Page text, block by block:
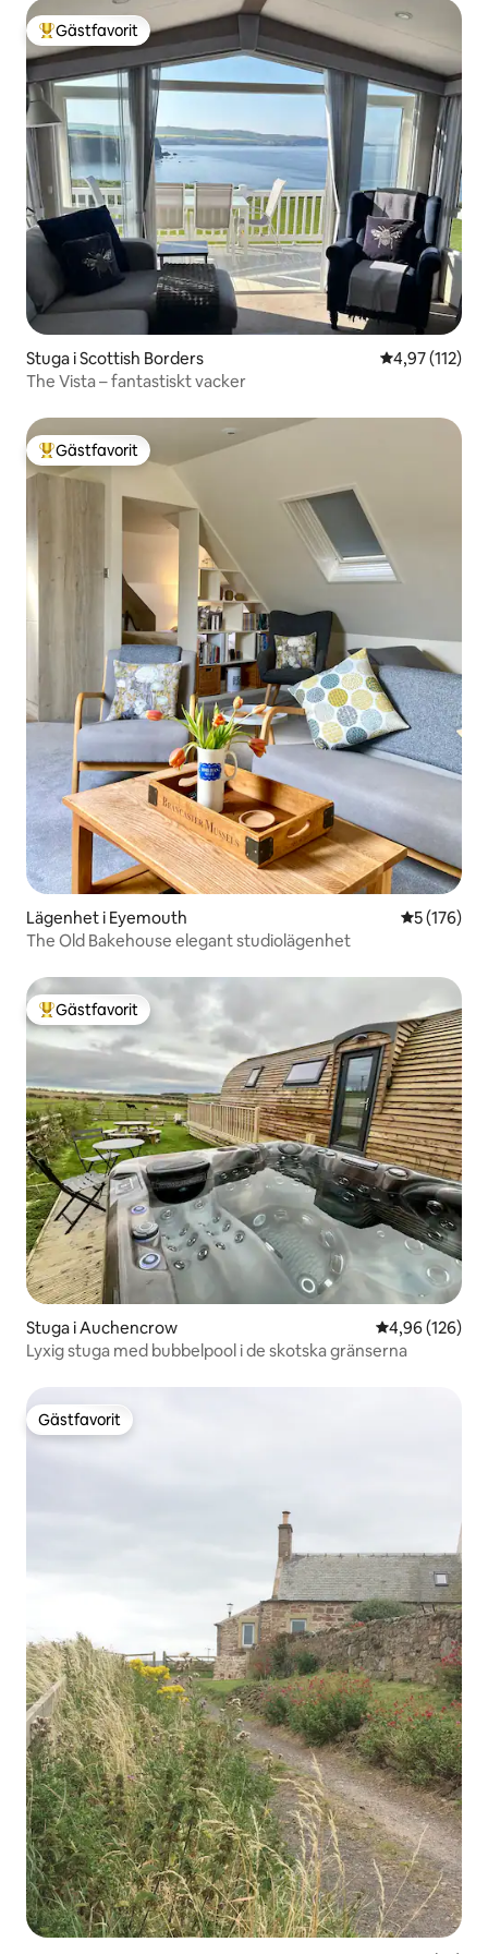
Populär gästfavorit
Gästfavorit
Stuga i Scottish Borders 4,97 av 5 i
4,97 (112)
The Vista – fantastiskt vacker
Populär gästfavorit
Gästfavorit
Lägenhet i Eyemouth 5 av 5 i
5 (176)
The Old Bakehouse elegant studiolägenhet
Populär gästfavorit
Gästfavorit
Stuga i Auchencrow 4,96 av 5 i
4,96 (126)
Lyxig stuga med bubbelpool i de skotska gränserna
Gästfavorit
Gästfavorit